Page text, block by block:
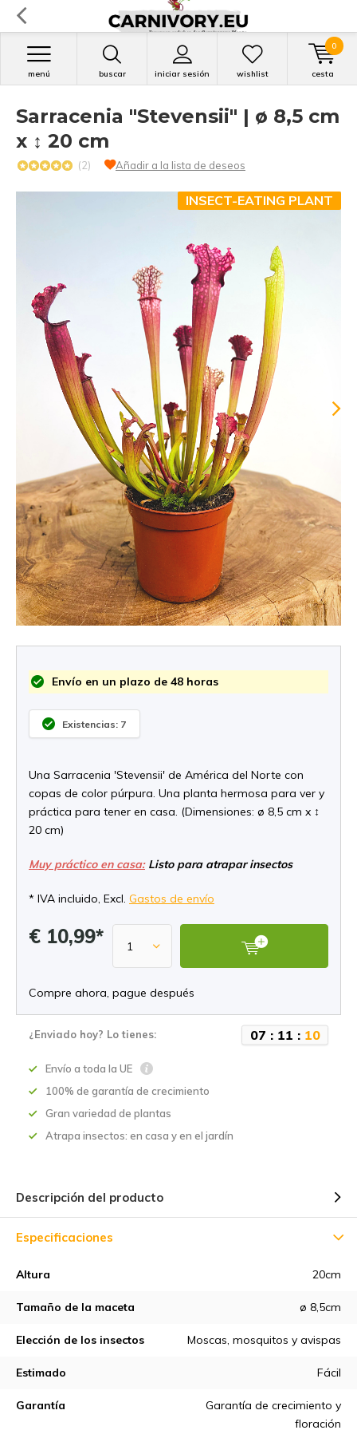
buscar iniciar sesión
menú wishlist cesta
0
Sarracenia "Stevensii" | ø 8,5 cm
x ↕ 20 cm
(2) Añadir a la lista de deseos
INSECT-EATING PLANT
Envío en un plazo de 48 horas
Existencias: 7
Una Sarracenia 'Stevensii' de América del Norte con
copas de color púrpura. Una planta hermosa para ver y
práctica para tener en casa. (Dimensiones: ø 8,5 cm x ↕
20 cm)
Muy práctico en casa:Listo para atrapar insectos
* IVA incluido, Excl. Gastos de envío
€ 10,99*
Compre ahora, pague después
¿Enviado hoy? Lo tienes: 07 : 11 : 10
Envío a toda la UE
100% de garantía de crecimiento
Gran variedad de plantas
Atrapa insectos: en casa y en el jardín
Descripción del producto
Especificaciones
Altura 20cm
Tamaño de la maceta ø 8,5cm
Elección de los insectos Moscas, mosquitos y avispas
Estimado Fácil
Garantía
Garantía de crecimiento y
floración